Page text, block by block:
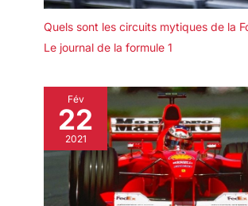
Quels sont les circuits mytiques de la
Le journal de la formule 1
Fév
22
2021